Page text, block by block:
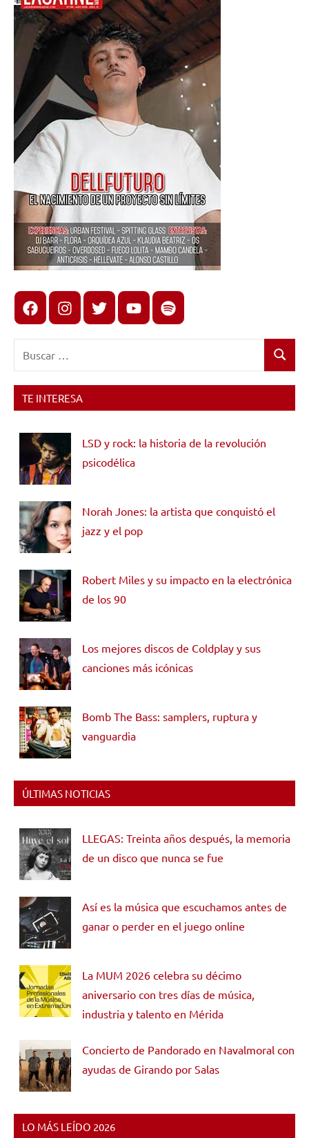
FacebookInstagram
X youtubespotify
Buscar
TE INTERESA
LSD y rock: la historia de la revolución
psicodélica
Norah Jones: la artista que conquistó el
jazz y el pop
Robert Miles y su impacto en la electrónica
de los 90
Los mejores discos de Coldplay y sus
canciones más icónicas
Bomb The Bass: samplers, ruptura y
vanguardia
ÚLTIMAS NOTICIAS
LLEGAS: Treinta años después, la memoria
de un disco que nunca se fue
Así es la música que escuchamos antes de
ganar o perder en el juego online
La MUM 2026 celebra su décimo
aniversario con tres días de música,
industria y talento en Mérida
Concierto de Pandorado en Navalmoral con
ayudas de Girando por Salas
LO MÁS LEÍDO 2026